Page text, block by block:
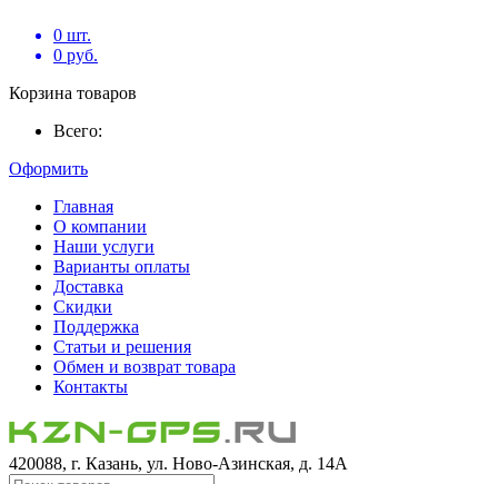
0 шт.
0 руб.
Корзина товаров
Всего:
Оформить
Главная
О компании
Наши услуги
Варианты оплаты
Доставка
Скидки
Поддержка
Статьи и решения
Обмен и возврат товара
Контакты
420088, г. Казань, ул. Ново-Азинская, д. 14А